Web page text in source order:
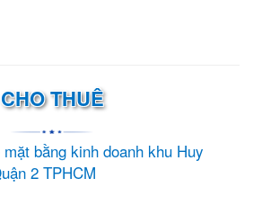
CHO THUÊ
bằng kinh doanh khu Huy
2 TPHCM